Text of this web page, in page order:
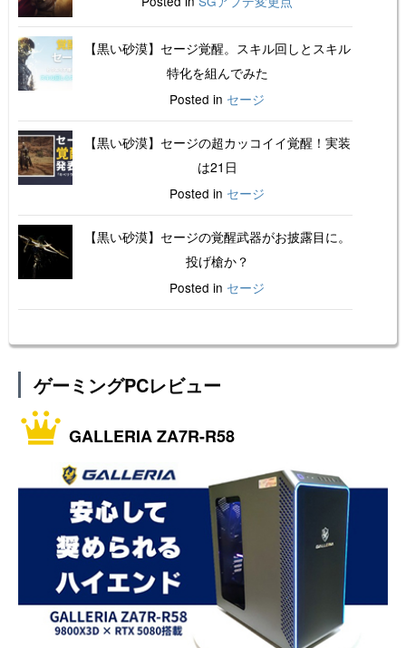
【黒い砂漠】セージ覚醒。スキル回しとスキル
特化を組んでみた
Posted in セージ
【黒い砂漠】セージの超カッコイイ覚醒！実装
は21日
Posted in セージ
【黒い砂漠】セージの覚醒武器がお披露目に。
投げ槍か？
Posted in セージ
ゲーミングPCレビュー
GALLERIA ZA7R-R58